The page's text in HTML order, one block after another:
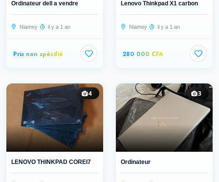
Ordinateur dell a vendre
Niamey il y a 1 an
Prix non spécifié
Lenovo Thinkpad X1 carbon
Niamey il y a 1 an
280 000 CFA
4
LENOVO THINKPAD COREI7
3
Ordinateur